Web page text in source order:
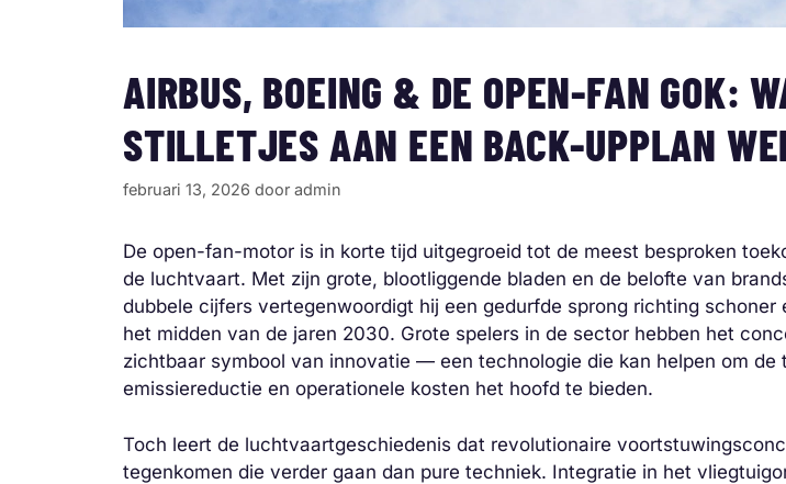
AIRBUS, BOEING & DE OPEN-FAN GOK:
STILLETJES AAN EEN BACK-UPPLAN
februari 13, 2026 door admin
De open-fan-motor is in korte tijd uitgegroeid tot de meest besproken
de luchtvaart. Met zijn grote, blootliggende bladen en de belofte van
dubbele cijfers vertegenwoordigt hij een gedurfde sprong richting schoner
het midden van de jaren 2030. Grote spelers in de sector hebben het
zichtbaar symbool van innovatie — een technologie die kan helpen om de
emissiereductie en operationele kosten het hoofd te bieden.
Toch leert de luchtvaartgeschiedenis dat revolutionaire
tegenkomen die verder gaan dan pure techniek. Integratie in het